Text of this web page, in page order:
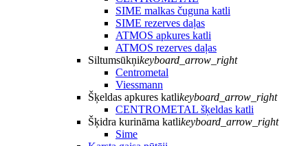
SIME malkas čuguna katli
SIME rezerves daļas
ATMOS apkures katli
ATMOS rezerves daļas
Siltumsūkņikeyboard_arrow_right
Centrometal
Viessmann
Šķeldas apkures katlikeyboard_arrow_right
CENTROMETAL šķeldas katli
Šķidra kurināma katlikeyboard_arrow_right
Sime